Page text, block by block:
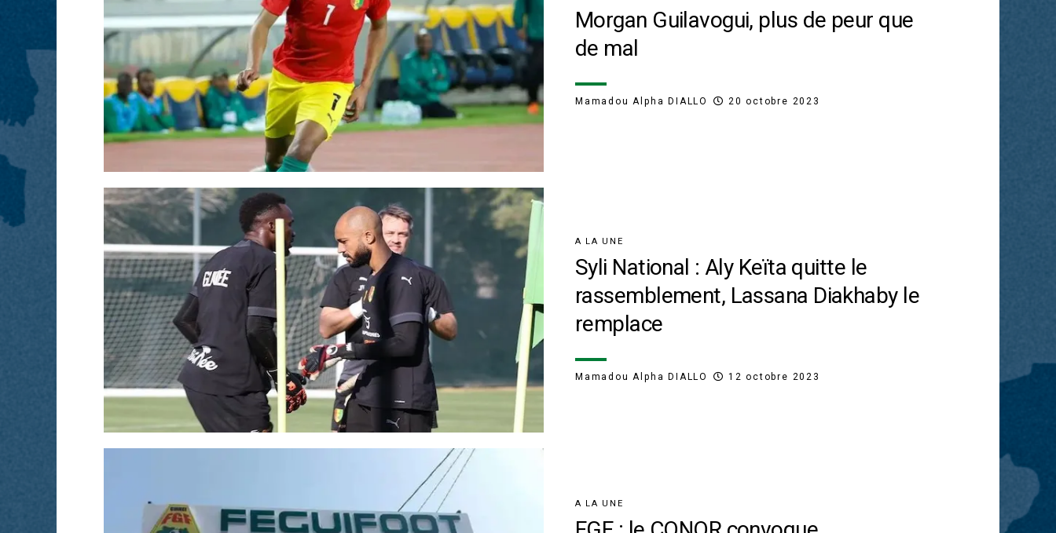
Morgan Guilavogui, plus de peur que
de mal
Mamadou Alpha DIALLO 20 octobre 2023
A LA UNE
Syli National : Aly Keïta quitte le
rassemblement, Lassana Diakhaby le
remplace
Mamadou Alpha DIALLO 12 octobre 2023
A LA UNE